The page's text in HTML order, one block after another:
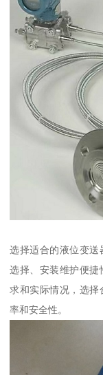
选择适合的液位变送
选择、安装维护便捷
求和实际情况，选择
率和安全性。